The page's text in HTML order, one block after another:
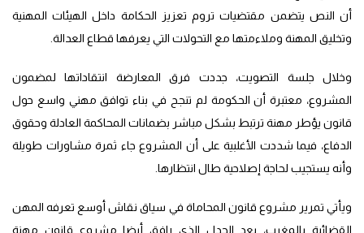
أن النص يتضمن مقتضيات تروم تعزيز الحكامة داخل الهيئات المهنية
وتخليق المهنة وملاءمتها مع التحولات التي يعرفها قطاع العدالة.
وخلال جلسة التصويت، جددت فرق المعارضة انتقاداتها لمضمون
المشروع، معتبرة أن الحكومة لم تنجح في بناء توافق مهني واسع حول
قانون يؤطر مهنة ترتبط بشكل مباشر بضمانات المحاكمة العادلة وحقوق
الدفاع، فيما شددت الأغلبية على أن المشروع جاء ثمرة مشاورات طويلة
وأنه يستجيب لحاجة إصلاحية طال انتظارها.
ويأتي تمرير مشروع قانون المحاماة في سياق نقاش أوسع تعرفه المهن
القضائية بالمغرب، بعد الجدل الذي رافق أيضا مشروع قانون مهنة